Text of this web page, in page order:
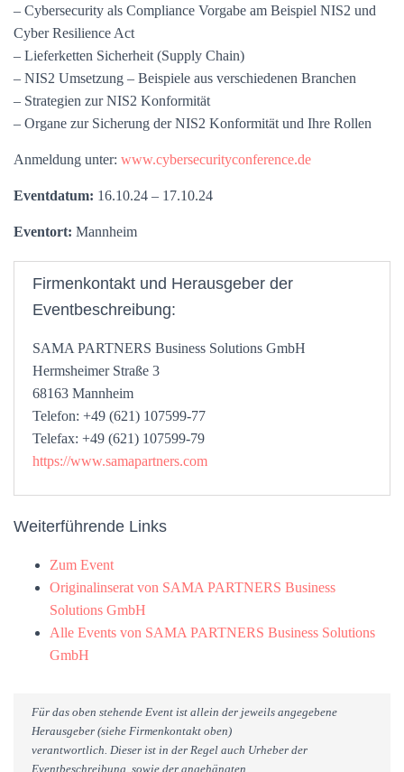
– Cybersecurity als Compliance Vorgabe am Beispiel NIS2 und
Cyber Resilience Act
– Lieferketten Sicherheit (Supply Chain)
– NIS2 Umsetzung – Beispiele aus verschiedenen Branchen
– Strategien zur NIS2 Konformität
– Organe zur Sicherung der NIS2 Konformität und Ihre Rollen
Anmeldung unter: www.cybersecurityconference.de
Eventdatum: 16.10.24 – 17.10.24
Eventort: Mannheim
Firmenkontakt und Herausgeber der
Eventbeschreibung:
SAMA PARTNERS Business Solutions GmbH
Hermsheimer Straße 3
68163 Mannheim
Telefon: +49 (621) 107599-77
Telefax: +49 (621) 107599-79
https://www.samapartners.com
Weiterführende Links
Zum Event
Originalinserat von SAMA PARTNERS Business
Solutions GmbH
Alle Events von SAMA PARTNERS Business Solutions
GmbH
Für das oben stehende Event ist allein der jeweils angegebene
Herausgeber (siehe Firmenkontakt oben)
verantwortlich. Dieser ist in der Regel auch Urheber der
Eventbeschreibung, sowie der angehängten